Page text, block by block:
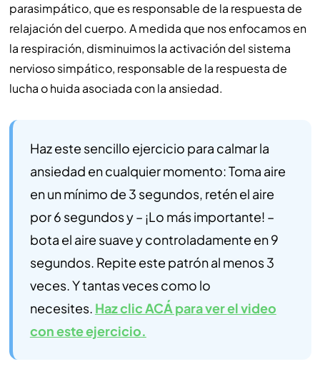
parasimpático, que es responsable de la respuesta de
relajación del cuerpo. A medida que nos enfocamos en
la respiración, disminuimos la activación del sistema
nervioso simpático, responsable de la respuesta de
lucha o huida asociada con la ansiedad.
Haz este sencillo ejercicio para calmar la
ansiedad en cualquier momento: Toma aire
en un mínimo de 3 segundos, retén el aire
por 6 segundos y – ¡Lo más importante! –
bota el aire suave y controladamente en 9
segundos. Repite este patrón al menos 3
veces. Y tantas veces como lo
necesites. Haz clic ACÁ para ver el video
con este ejercicio.